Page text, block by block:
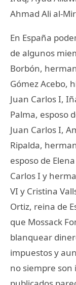
Ahmad Ali al-
En España
de algunos
Borbón,
Gómez Acebo,
Juan Carlos I,
Palma, esposo
Juan Carlos I,
Ripalda,
esposo de
Carlos I y
VI y Cristina
Ortiz, reina de
que Mossack
blanquear
impuestos y
no siempre son